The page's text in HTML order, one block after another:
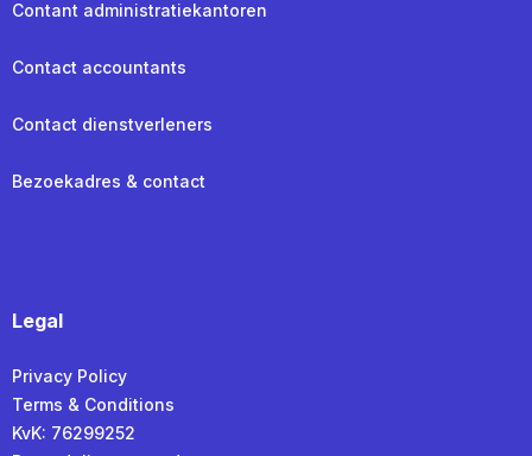
Contant administratiekantoren
Contact accountants
Contact dienstverleners
Bezoekadres & contact
Legal
Privacy Policy
Terms & Conditions
KvK: 76299252